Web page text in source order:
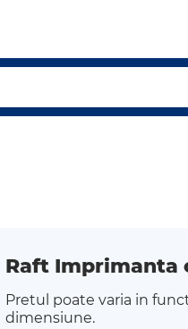
Raft Imprimanta
Pretul poate varia in
dimensiune.